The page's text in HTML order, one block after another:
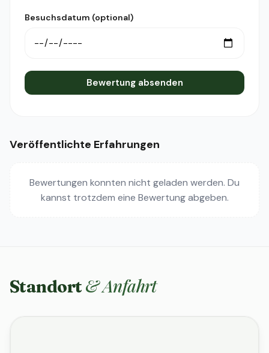
Besuchsdatum (optional)
Bewertung absenden
Veröffentlichte Erfahrungen
Bewertungen konnten nicht geladen werden. Du
kannst trotzdem eine Bewertung abgeben.
Standort & Anfahrt